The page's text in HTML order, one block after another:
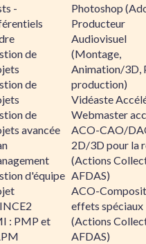
-
de
de
de
avancée
d'équipe
: PMP et
Photoshop
Producteur
Audiovisuel
(Montage,
Animation/3D,
production)
Vidéaste
Webmaster
ACO-CAO/
2D/3D pour la
(Actions
AFDAS)
ACO-
effets spéciaux
(Actions
AFDAS)